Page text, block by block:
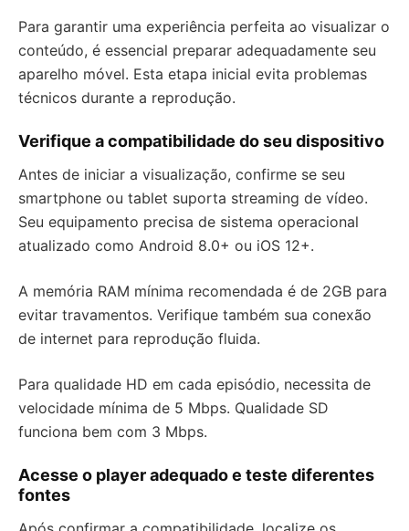
Para garantir uma experiência perfeita ao visualizar o
conteúdo, é essencial preparar adequadamente seu
aparelho móvel. Esta etapa inicial evita problemas
técnicos durante a reprodução.
Verifique a compatibilidade do seu dispositivo
Antes de iniciar a visualização, confirme se seu
smartphone ou tablet suporta streaming de vídeo.
Seu equipamento precisa de sistema operacional
atualizado como Android 8.0+ ou iOS 12+.
A memória RAM mínima recomendada é de 2GB para
evitar travamentos. Verifique também sua conexão
de internet para reprodução fluida.
Para qualidade HD em cada episódio, necessita de
velocidade mínima de 5 Mbps. Qualidade SD
funciona bem com 3 Mbps.
Acesse o player adequado e teste diferentes
fontes